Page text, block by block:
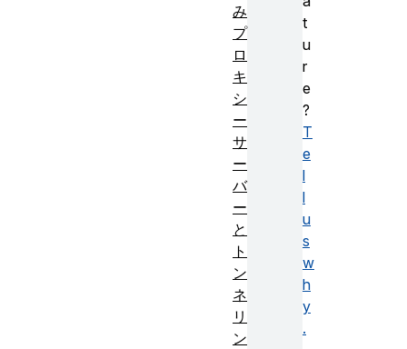
t
u
r
e
?
T
e
l
l
u
s
w
h
y
.
み
プ
ロ
キ
シ
ー
サ
ー
バ
ー
と
ト
ン
ネ
リ
ン